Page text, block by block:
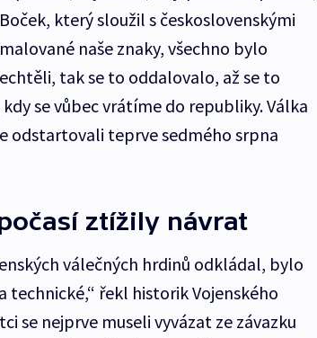
který sloužil s československými
naše znaky, všechno bylo
tak se to oddalovalo, až se to
se vůbec vrátíme do republiky. Válka
odstartovali teprve sedmého srpna
ztížily návrat
válečných hrdinů odkládal, bylo
technické,“ řekl historik Vojenského
se nejprve museli vyvázat ze závazku